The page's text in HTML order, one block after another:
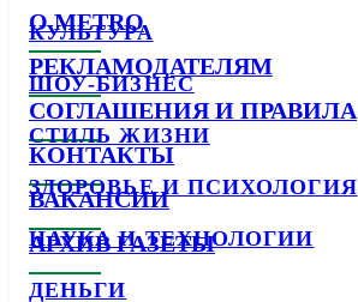
КУЛЬТУРА
ШОУ-БИЗНЕС
СТИЛЬ ЖИЗНИ
ЗДОРОВЬЕ И ПСИХОЛОГИЯ
НАУКА И ТЕХНОЛОГИИ
ДЕНЬГИ
О METRO
РЕКЛАМОДАТЕЛЯМ
СОГЛАШЕНИЯ И ПРАВИЛА
КОНТАКТЫ
ВАКАНСИИ
АРХИВ ГАЗЕТЫ